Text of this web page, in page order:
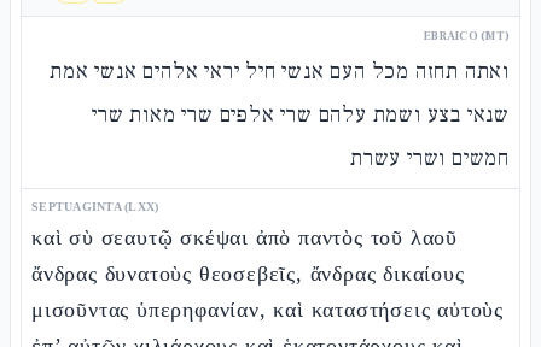
EBRAICO (MT)
ואתה תחזה מכל העם אנשי חיל יראי אלהים אנשי אמת
שנאי בצע ושמת עלהם שרי אלפים שרי מאות שרי
חמשים ושרי עשרת
SEPTUAGINTA (LXX)
καὶ σὺ σεαυτῷ σκέψαι ἀπὸ παντὸς τοῦ λαοῦ
ἄνδρας δυνατοὺς θεοσεβεῖς, ἄνδρας δικαίους
μισοῦντας ὑπερηφανίαν, καὶ καταστήσεις αὐτοὺς